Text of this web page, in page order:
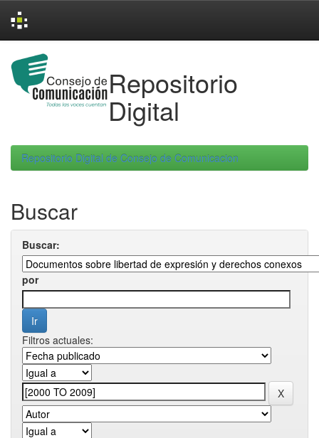
navigation
Repositorio
Digital
Repositorio Digital de Consejo de Comunicacion
Buscar
Buscar:
por
Filtros actuales: